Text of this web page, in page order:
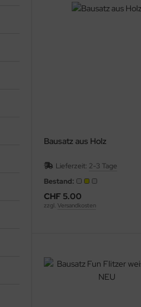
Bausatz aus Holz
Lieferzeit: 2-3 Tage
Bestand:
CHF 5.00
zzgl. Versandkosten